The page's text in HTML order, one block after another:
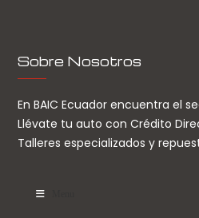
Sobre Nosotros
En BAIC Ecuador encuentra el
Llévate tu auto con Crédito
Talleres especializados y